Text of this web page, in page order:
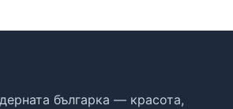
българка — красота,